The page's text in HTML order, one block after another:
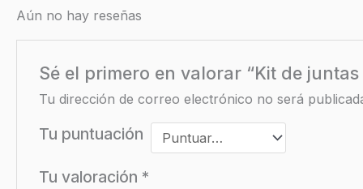
Aún no hay reseñas
Sé el primero en valorar “Kit de
Tu dirección de correo electrónico no será
Tu puntuación
Tu valoración *